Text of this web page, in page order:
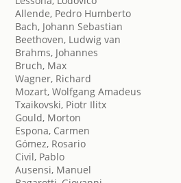
Allende, Pedro Humberto
Bach, Johann Sebastian
Beethoven, Ludwig van
Brahms, Johannes
Bruch, Max
Wagner, Richard
Mozart, Wolfgang Amadeus
Txaikovski, Piotr Ilitx
Gould, Morton
Espona, Carmen
Gómez, Rosario
Civil, Pablo
Ausensi, Manuel